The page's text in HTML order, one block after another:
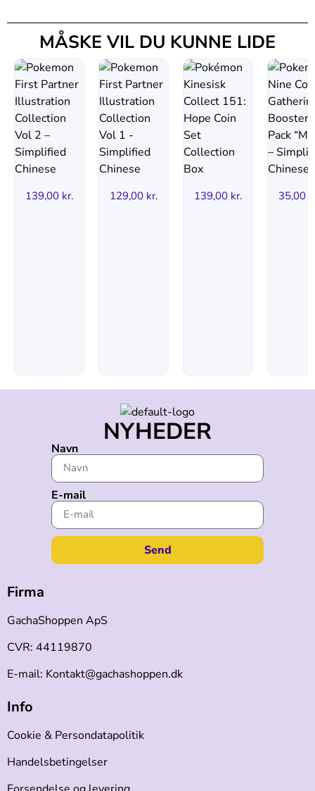
MÅSKE VIL DU KUNNE LIDE
139,00 kr. 129,00 kr. 139,00 kr. 35,00
NYHEDER
Navn
E-mail
Send
Firma
GachaShoppen ApS
CVR: 44119870
E-mail: Kontakt@gachashoppen.dk
Info
Cookie & Persondatapolitik
Handelsbetingelser